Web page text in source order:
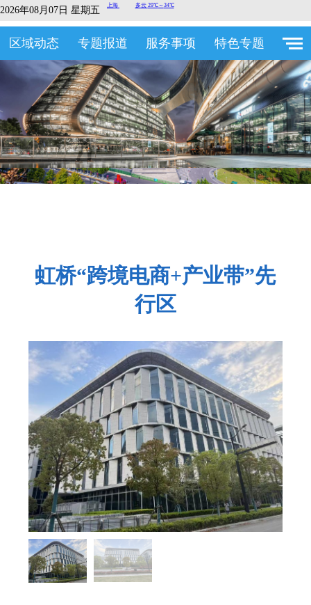
2026年08月07日 星期五
区域动态 专题报道 服务事项 特色专题
虹桥“跨境电商+产业带”先
行区